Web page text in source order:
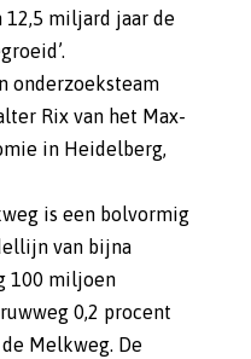
12,5 miljard jaar de
onderzoeksteam
Rix van het Max-
in Heidelberg,
is een bolvormig
van bijna
100 miljoen
0,2 procent
Melkweg. De